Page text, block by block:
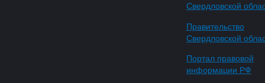
Свердловской
Правительство
Свердловской
Портал правовой
информации РФ